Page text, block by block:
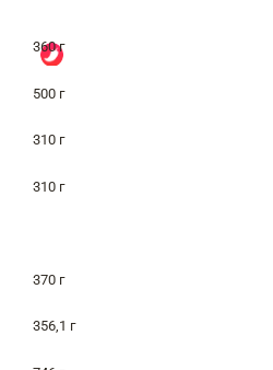
360 г
500 г
310 г
310 г
370 г
356,1 г